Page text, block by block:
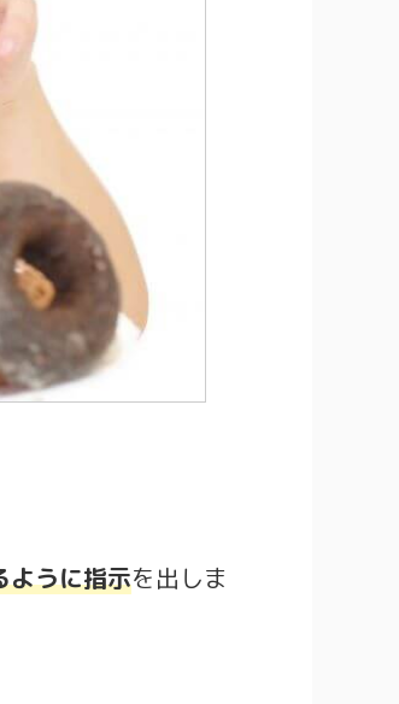
ように指示を出しま